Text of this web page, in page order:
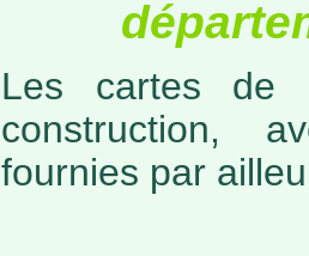
Les cartes de
construction,
fournies par